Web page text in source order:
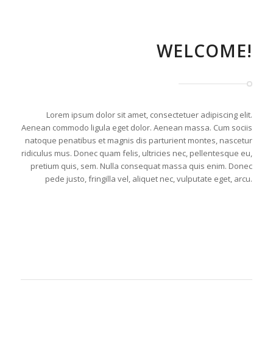
WELCOME!
Lorem ipsum dolor sit amet, consectetuer adipiscing elit.
Aenean commodo ligula eget dolor. Aenean massa. Cum sociis
natoque penatibus et magnis dis parturient montes, nascetur
ridiculus mus. Donec quam felis, ultricies nec, pellentesque eu,
pretium quis, sem. Nulla consequat massa quis enim. Donec
pede justo, fringilla vel, aliquet nec, vulputate eget, arcu.